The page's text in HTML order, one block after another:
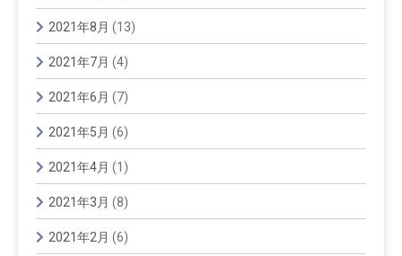
2021年8月 (13)
2021年7月 (4)
2021年6月 (7)
2021年5月 (6)
2021年4月 (1)
2021年3月 (8)
2021年2月 (6)